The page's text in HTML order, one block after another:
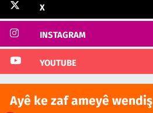
X
INSTAGRAM
YOUTUBE
Ayê ke zaf ameyê wendiş